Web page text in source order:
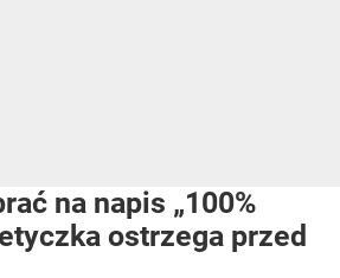
na napis „100%
ostrzega przed